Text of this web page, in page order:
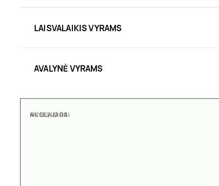
LAISVALAIKIS VYRAMS
AVALYNĖ VYRAMS
AKSESUARAI